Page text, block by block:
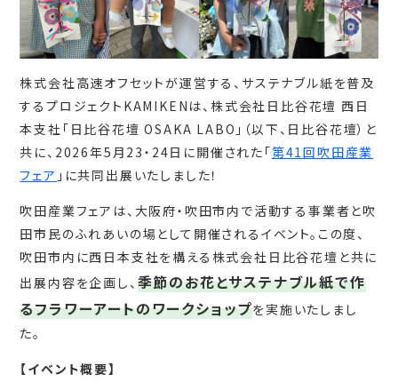
株式会社高速オフセットが運営する、サステナブル紙を普及
するプロジェクトKAMIKENは、株式会社日比谷花壇 西日
本支社「日比谷花壇 OSAKA LABO」（以下、日比谷花壇）と
共に、2026年5月23・24日に開催された「第41回吹田産業
フェア 」に共同出展いたしました！
吹田産業フェアは、大阪府・吹田市内で活動する事業者と吹
田市民のふれあいの場として開催されるイベント。この度、
吹田市内に西日本支社を構える株式会社日比谷花壇と共に
出展内容を企画し、 季節のお花とサステナブル紙で作
るフラワーアートのワークショップを実施いたしまし
た。
【イベント概要】